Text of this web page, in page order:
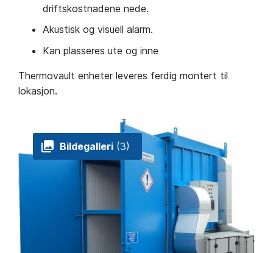
driftskostnadene nede.
Akustisk og visuell alarm.
Kan plasseres ute og inne
Thermovault enheter leveres ferdig montert til
lokasjon.
Bildegalleri (3)